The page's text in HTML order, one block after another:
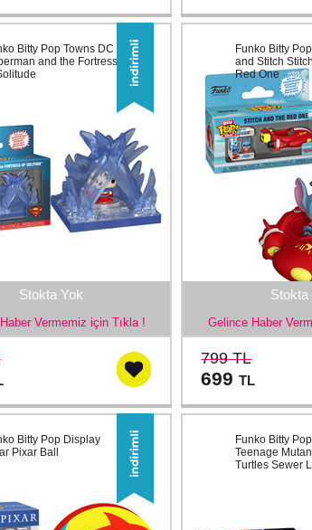
Stokta Yok
Vermemiz için Tıkla !
Bitty Pop Towns DC
and the Fortress
Stokta
Gelince Haber
Funko Bitty
and Stitch
Red One
799 TL
699TL
Bitty Pop Display
Pixar Ball
Funko Bitty
Teenage
Turtles Sewer